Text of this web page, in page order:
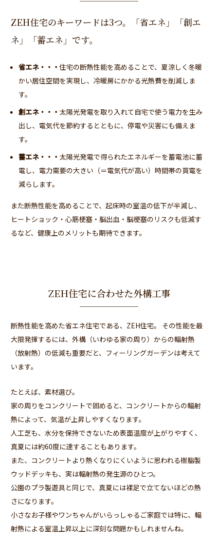
ZEH住宅のキーワードは3つ。「省エネ」「創エ
ネ」「蓄エネ」です。
省エネ・・・住宅の断熱性能を高めることで、夏涼しく冬暖
かい居住空間を実現し、冷暖房にかかる光熱費を削減しま
す。
創エネ・・・太陽光発電を取り入れて自宅で使う電力を生み
出し、電気代を節約するとともに、停電や災害にも備えま
す。
蓄エネ・・・太陽光発電で得られたエネルギーを蓄電池に蓄
電し、電力需要の大きい（＝電気代が高い）時間帯の買電を
減らします。
また断熱性能を高めることで、起床時の室温の低下が半減し、
ヒートショック・心筋梗塞・脳出血・脳梗塞のリスクも低減す
るなど、健康上のメリットも期待できます。
ZEH住宅に合わせた外構工事
断熱性能を高めた省エネ住宅である、ZEH住宅。 その性能を最
大限発揮するには、外構（いわゆる家の周り）からの輻射熱
（放射熱）の低減も重要だと、フィーリングガーデンは考えて
います。
たとえば、素材選び。
家の周りをコンクリートで固めると、コンクリートからの輻射
熱によって、気温が上昇しやすくなります。
人工芝も、水分を保持できないため表面温度が上がりやすく、
真夏には約60度に達することもあります。
また、コンクリートより熱くなりにくいように思われる樹脂製
ウッドデッキも、実は輻射熱の発生源のひとつ。
公園のプラ製遊具と同じで、真夏には裸足で立てないほどの熱
さになります。
小さなお子様やワンちゃんがいらっしゃるご家庭では特に、輻
射熱による室温上昇以上に深刻な問題かもしれませんね。